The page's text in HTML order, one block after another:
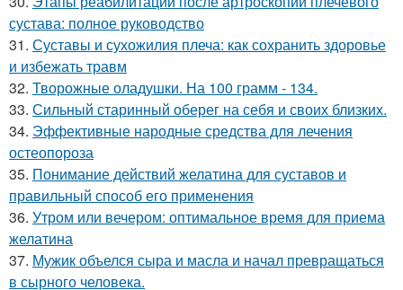
сустава: полное руководство
31. Суставы и сухожилия плеча: как сохранить здоровье
и избежать травм
32. Творожные оладушки. На 100 грамм - 134.
33. Сильный старинный оберег на себя и своих близких.
34. Эффективные народные средства для лечения
остеопороза
35. Понимание действий желатина для суставов и
правильный способ его применения
36. Утром или вечером: оптимальное время для приема
желатина
37. Мужик объелся сыра и масла и начал превращаться
в сырного человека.